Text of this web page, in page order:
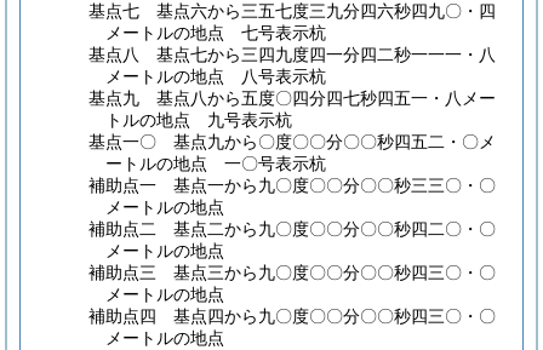
基点七 基点六から三五七度三九分四六秒四九〇・四
メートルの地点 七号表示杭
基点八 基点七から三四九度四一分四二秒一一一・八
メートルの地点 八号表示杭
基点九 基点八から五度〇四分四七秒四五一・八メー
トルの地点 九号表示杭
基点一〇 基点九から〇度〇〇分〇〇秒四五二・〇メ
ートルの地点 一〇号表示杭
補助点一 基点一から九〇度〇〇分〇〇秒三三〇・〇
メートルの地点
補助点二 基点二から九〇度〇〇分〇〇秒四二〇・〇
メートルの地点
補助点三 基点三から九〇度〇〇分〇〇秒四三〇・〇
メートルの地点
補助点四 基点四から九〇度〇〇分〇〇秒四三〇・〇
メートルの地点